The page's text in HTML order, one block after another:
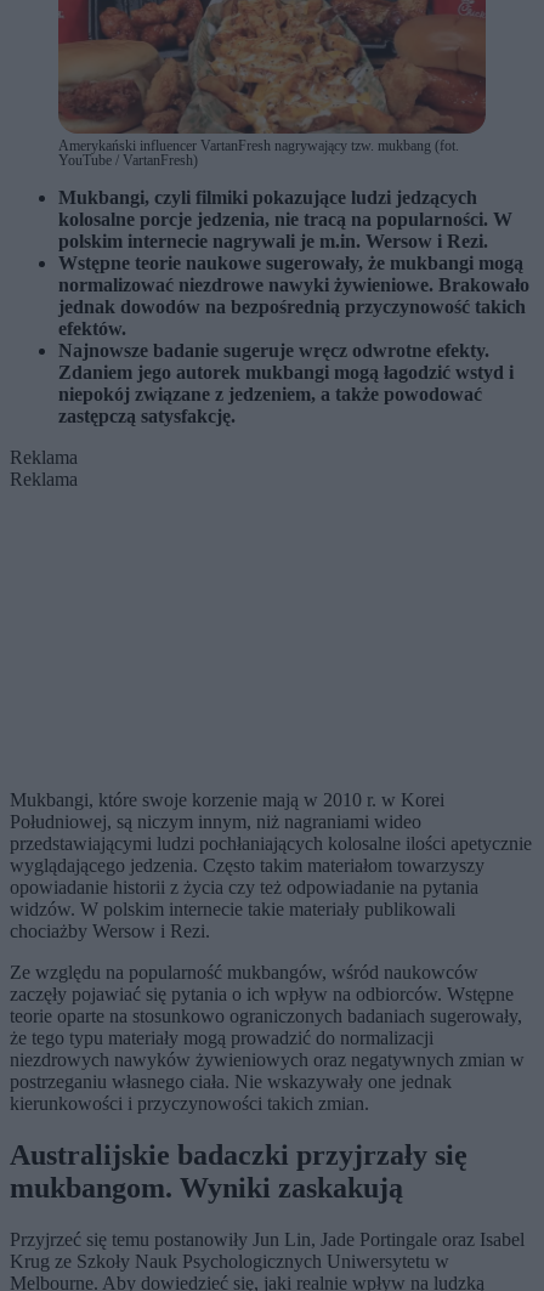
Amerykański influencer VartanFresh nagrywający tzw. mukbang (fot.
YouTube / VartanFresh)
Mukbangi, czyli filmiki pokazujące ludzi jedzących
kolosalne porcje jedzenia, nie tracą na popularności. W
polskim internecie nagrywali je m.in. Wersow i Rezi.
Wstępne teorie naukowe sugerowały, że mukbangi mogą
normalizować niezdrowe nawyki żywieniowe. Brakowało
jednak dowodów na bezpośrednią przyczynowość takich
efektów.
Najnowsze badanie sugeruje wręcz odwrotne efekty.
Zdaniem jego autorek mukbangi mogą łagodzić wstyd i
niepokój związane z jedzeniem, a także powodować
zastępczą satysfakcję.
Reklama
Reklama
Mukbangi, które swoje korzenie mają w 2010 r. w Korei
Południowej, są niczym innym, niż nagraniami wideo
przedstawiającymi ludzi pochłaniających kolosalne ilości apetycznie
wyglądającego jedzenia. Często takim materiałom towarzyszy
opowiadanie historii z życia czy też odpowiadanie na pytania
widzów. W polskim internecie takie materiały publikowali
chociażby Wersow i Rezi.
Ze względu na popularność mukbangów, wśród naukowców
zaczęły pojawiać się pytania o ich wpływ na odbiorców. Wstępne
teorie oparte na stosunkowo ograniczonych badaniach sugerowały,
że tego typu materiały mogą prowadzić do normalizacji
niezdrowych nawyków żywieniowych oraz negatywnych zmian w
postrzeganiu własnego ciała. Nie wskazywały one jednak
kierunkowości i przyczynowości takich zmian.
Australijskie badaczki przyjrzały się
mukbangom. Wyniki zaskakują
Przyjrzeć się temu postanowiły Jun Lin, Jade Portingale oraz Isabel
Krug ze Szkoły Nauk Psychologicznych Uniwersytetu w
Melbourne. Aby dowiedzieć się, jaki realnie wpływ na ludzką